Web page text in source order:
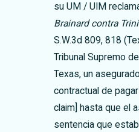
su UM / UIM
Brainard contra
S.W.3d 809, 818
Tribunal Supremo
Texas, un
contractual de
claim] hasta que el
sentencia que